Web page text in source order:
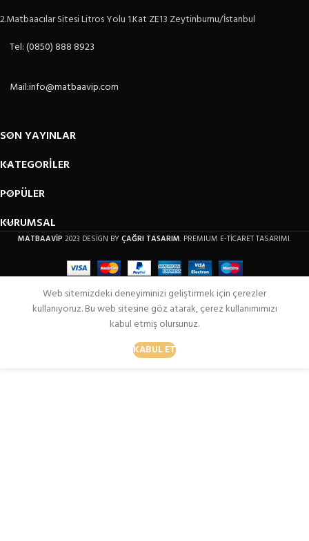
2.Matbaacılar Sitesi Litros Yolu 1.Kat ZE13 Zeytinburnu/İstanbul
Tel: (0850) 888 8923
Mail:info@matbaavip.com
SON YAYINLAR
KATEGORİLER
POPÜLER
KURUMSAL
MATBAAVİP 2023 DESİGN BYÇAĞRI TASARIM. PREMIUM E-TİCARET TASARIMI.
Web sitemizdeki deneyiminizi geliştirmek için çerezler
kullanıyoruz. Bu web sitesine göz atarak, çerez kullanımımızı
kabul etmiş olursunuz.
KABUL ET